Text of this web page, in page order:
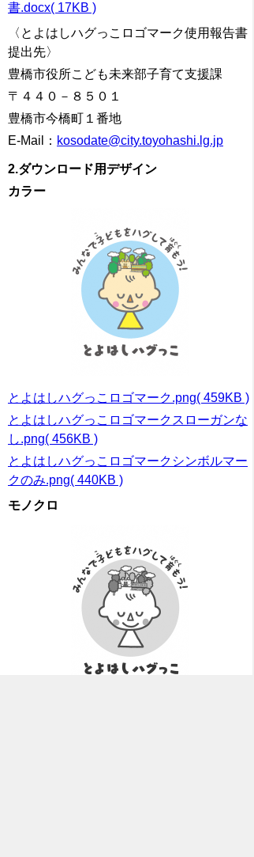
書.docx( 17KB )
〈とよはしハグっこロゴマーク使用報告書
提出先〉
豊橋市役所こども未来部子育て支援課
〒４４０－８５０１
豊橋市今橋町１番地
E-Mail： kosodate@city.toyohashi.lg.jp
2.ダウンロード用デザイン
カラー
とよはしハグっこロゴマーク.png( 459KB )
とよはしハグっこロゴマークスローガンな
し.png( 456KB )
とよはしハグっこロゴマークシンボルマー
クのみ.png( 440KB )
モノクロ